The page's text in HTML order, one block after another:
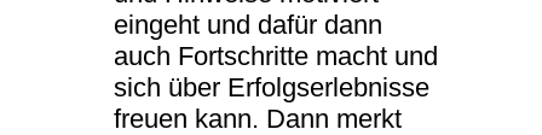
eingeht und dafür dann
auch Fortschritte macht und
sich über Erfolgserlebnisse
freuen kann. Dann merkt